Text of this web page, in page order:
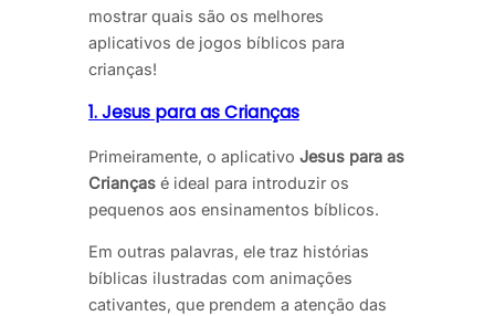
mostrar quais são os melhores
aplicativos de jogos bíblicos para
crianças!
1. Jesus para as Crianças
Primeiramente, o aplicativo Jesus para as
Crianças é ideal para introduzir os
pequenos aos ensinamentos bíblicos.
Em outras palavras, ele traz histórias
bíblicas ilustradas com animações
cativantes, que prendem a atenção das